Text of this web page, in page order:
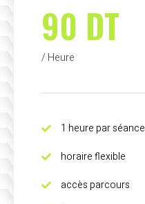
90 DT
/ Heure
1 heure par séance
horaire flexible
accès parcours